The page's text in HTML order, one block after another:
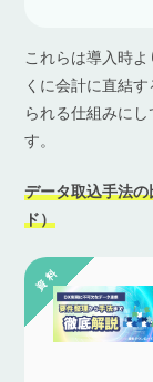
これらは導入時
くに会計に直結
られる仕組みに
す。
データ取込手法
ド）